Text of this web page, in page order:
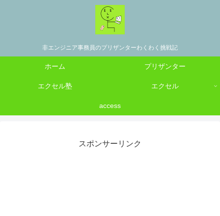
非エンジニア事務員のプリザンターわくわく挑戦記
ホーム プリザンター
エクセル塾 エクセル
access
スポンサーリンク